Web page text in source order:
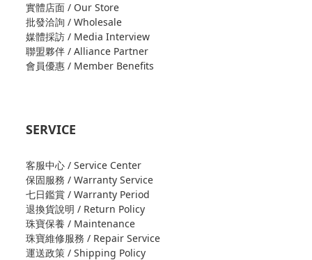
實體店面 / Our Store
批發洽詢 / Wholesale
媒體採訪 / Media Interview
聯盟夥伴 / Alliance Partner
會員優惠 / Member Benefits
SERVICE
客服中心 / Service Center
保固服務 / Warranty Service
七日鑑賞 / Warranty Period
退換貨說明 / Return Policy
珠寶保養 / Maintenance
珠寶維修服務 / Repair Service
運送政策 / Shipping Policy